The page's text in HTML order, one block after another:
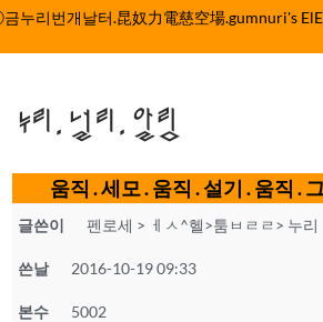
컨
뛰
기
누리.널리.알림
움직 . 세모 . 움직 . 설기 . 움직 .
글쓴이 펜로세 > ㅔㅅ^헬>툼ㅂㄹㄹ> 누리
쓴날 2016-10-19 09:33
본수 5002